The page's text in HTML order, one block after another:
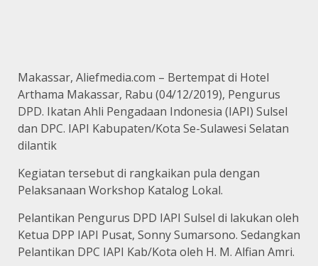
Makassar, Aliefmedia.com – Bertempat di Hotel
Arthama Makassar, Rabu (04/12/2019), Pengurus
DPD. Ikatan Ahli Pengadaan Indonesia (IAPI) Sulsel
dan DPC. IAPI Kabupaten/Kota Se-Sulawesi Selatan
dilantik
Kegiatan tersebut di rangkaikan pula dengan
Pelaksanaan Workshop Katalog Lokal.
Pelantikan Pengurus DPD IAPI Sulsel di lakukan oleh
Ketua DPP IAPI Pusat, Sonny Sumarsono. Sedangkan
Pelantikan DPC IAPI Kab/Kota oleh H. M. Alfian Amri.